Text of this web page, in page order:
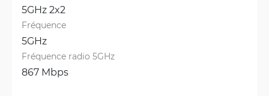
5GHz 2x2
Fréquence
5GHz
Fréquence radio 5GHz
867 Mbps